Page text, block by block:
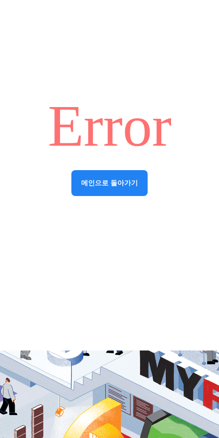
Error
메인으로 돌아가기